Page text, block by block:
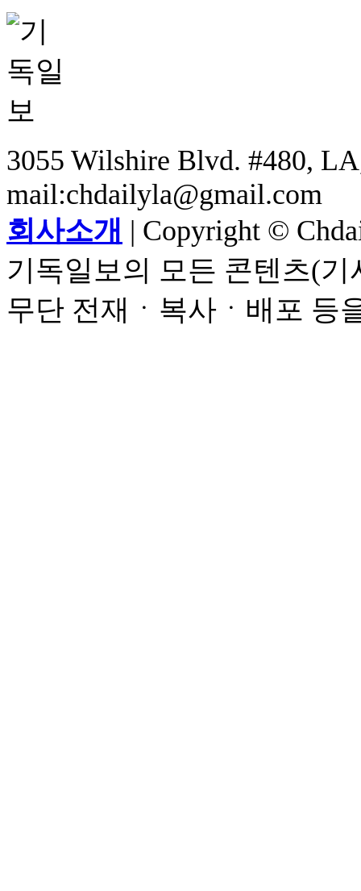
3055 Wilshire Blvd. #480,
mail:chdailyla@gmail.com
회사소개 | Copyright ©
기독일보의 모든 콘텐츠(
무단 전재ㆍ복사ㆍ배포 등